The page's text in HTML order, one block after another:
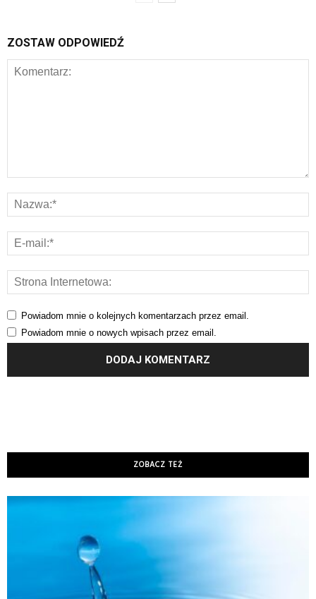
ZOSTAW ODPOWIEDŹ
Powiadom mnie o kolejnych komentarzach przez email.
Powiadom mnie o nowych wpisach przez email.
ZOBACZ TEŻ